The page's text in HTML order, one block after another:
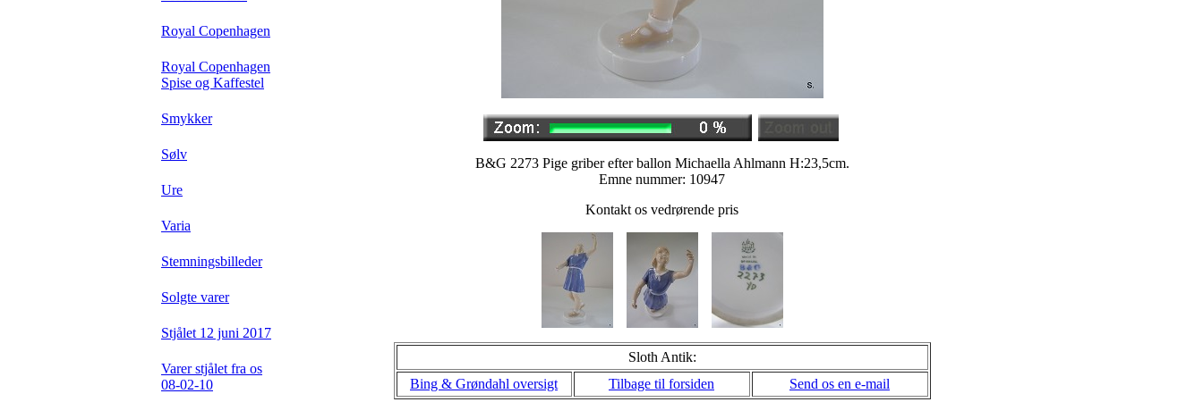
Royal Copenhagen
Royal Copenhagen
Spise og Kaffestel
Smykker
Sølv
Ure
Varia
Stemningsbilleder
Solgte varer
Stjålet 12 juni 2017
Varer stjålet fra os
08-02-10
B&G 2273 Pige griber efter ballon Michaella Ahlmann H:23,5cm.
Emne nummer: 10947
Kontakt os vedrørende pris
Sloth Antik:
Bing & Grøndahl oversigt
Tilbage til forsiden Send os en e-mail